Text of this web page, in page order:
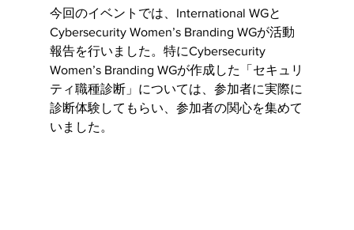
今回のイベントでは、International WGと
Cybersecurity Women’s Branding WGが活動
報告を行いました。特にCybersecurity
Women’s Branding WGが作成した「セキュリ
ティ職種診断」については、参加者に実際に
診断体験してもらい、参加者の関心を集めて
いました。